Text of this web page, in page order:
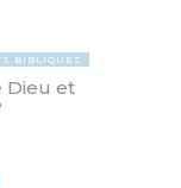
BIBLIQUES
Dieu et